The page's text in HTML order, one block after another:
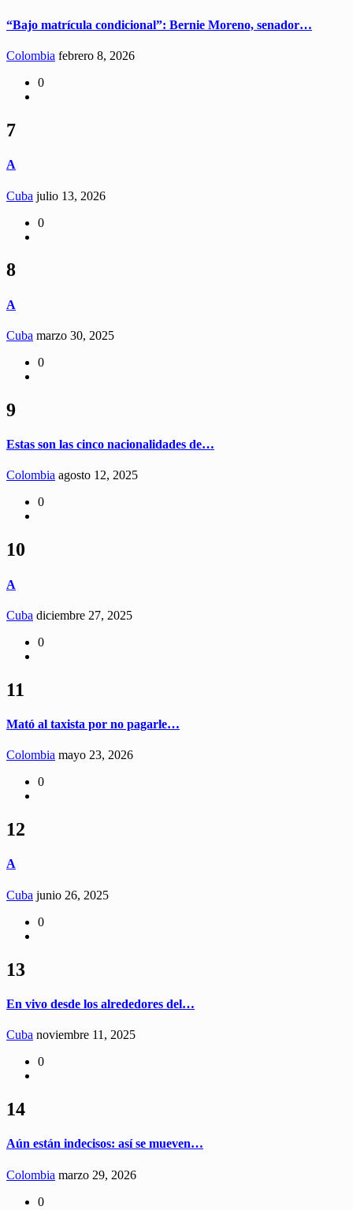
“Bajo matrícula condicional”: Bernie Moreno, senador…
Colombia febrero 8, 2026
0
7
A
Cuba julio 13, 2026
0
8
A
Cuba marzo 30, 2025
0
9
Estas son las cinco nacionalidades de…
Colombia agosto 12, 2025
0
10
A
Cuba diciembre 27, 2025
0
11
Mató al taxista por no pagarle…
Colombia mayo 23, 2026
0
12
A
Cuba junio 26, 2025
0
13
En vivo desde los alrededores del…
Cuba noviembre 11, 2025
0
14
Aún están indecisos: así se mueven…
Colombia marzo 29, 2026
0